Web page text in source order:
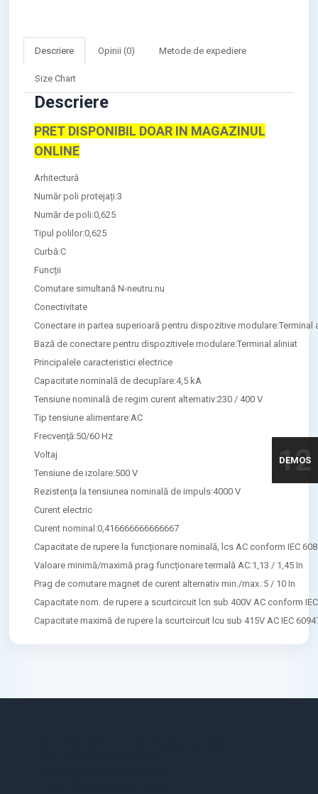
Descriere Opinii (0) Metode de expediere
Size Chart
Descriere
PRET DISPONIBIL DOAR IN MAGAZINUL
ONLINE
Arhitectură
Număr poli protejați:3
Număr de poli:0,625
Tipul polilor:0,625
Curbă:C
Funcții
Comutare simultană N-neutru:nu
Conectivitate
Conectare in partea superioară pentru dispozitive modulare:Terminal
Bază de conectare pentru dispozitivele modulare:Terminal aliniat
Principalele caracteristici electrice
Capacitate nominală de decuplare:4,5 kA
Tensiune nominală de regim curent alternativ:230 / 400 V
Tip tensiune alimentare:AC
Frecvenţă:50/60 Hz
Voltaj
Tensiune de izolare:500 V
Rezistenţa la tensiunea nominală de impuls:4000 V
Curent electric
Curent nominal:0,416666666666667
Capacitate de rupere la funcționare nominală, lcs AC conform IEC
Valoare minimă/maximă prag funcționare termală AC:1,13 / 1,45 In
Prag de comutare magnet de curent alternativ min./max.:5 / 10 In
Capacitate nom. de rupere a scurtcircuit lcn sub 400V AC conform
Capacitate maximă de rupere la scurtcircuit lcu sub 415V AC IEC
DEMOS
12